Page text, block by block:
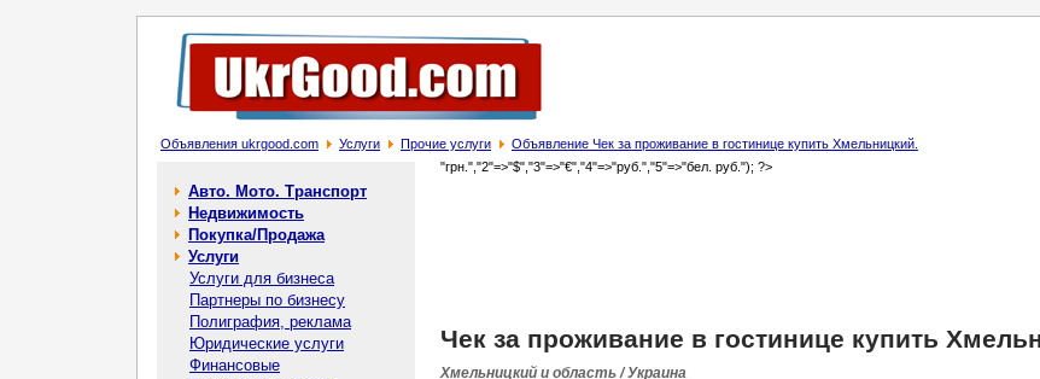
Объявления ukrgood.com Услуги Прочие услуги Объявление Чек за проживание в гостинице купить Хмельницкий.
Авто. Мото. Транспорт
Недвижимость
Покупка/Продажа
Услуги
Услуги для бизнеса
Партнеры по бизнесу
Полиграфия, реклама
Юридические услуги
Финансовые
"грн.","2"=>"$","3"=>"€","4"=>"руб.","5"=>"бел. руб."); ?>
Чек за проживание в гостинице купить
Хмельницкий и область / Украина